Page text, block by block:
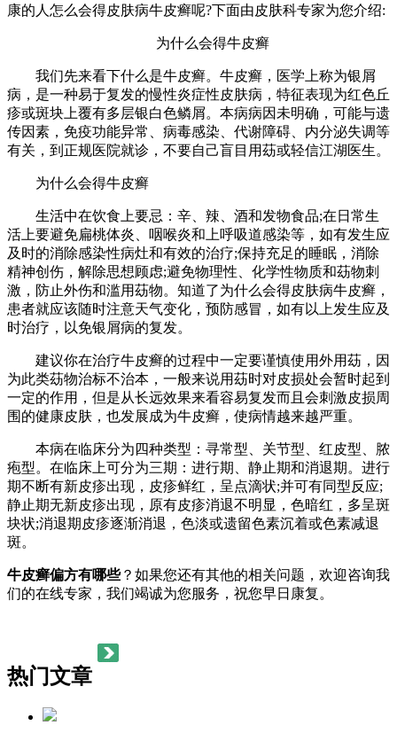
康的人怎么会得皮肤病牛皮癣呢?下面由皮肤科专家为您介绍:
为什么会得牛皮癣
我们先来看下什么是牛皮癣。牛皮癣，医学上称为银屑
病，是一种易于复发的慢性炎症性皮肤病，特征表现为红色丘
疹或斑块上覆有多层银白色鳞屑。本病病因未明确，可能与遗
传因素，免疫功能异常、病毒感染、代谢障碍、内分泌失调等
有关，到正规医院就诊，不要自己盲目用苭或轻信江湖医生。
为什么会得牛皮癣
生活中在饮食上要忌：辛、辣、酒和发物食品;在日常生
活上要避免扁桃体炎、咽喉炎和上呼吸道感染等，如有发生应
及时的消除感染性病灶和有效的治疗;保持充足的睡眠，消除
精神创伤，解除思想顾虑;避免物理性、化学性物质和苭物刺
激，防止外伤和滥用苭物。知道了为什么会得皮肤病牛皮癣，
患者就应该随时注意天气变化，预防感冒，如有以上发生应及
时治疗，以免银屑病的复发。
建议你在治疗牛皮癣的过程中一定要谨慎使用外用苭，因
为此类苭物治标不治本，一般来说用苭时对皮损处会暂时起到
一定的作用，但是从长远效果来看容易复发而且会刺激皮损周
围的健康皮肤，也发展成为牛皮癣，使病情越来越严重。
本病在临床分为四种类型：寻常型、关节型、红皮型、脓
疱型。在临床上可分为三期：进行期、静止期和消退期。进行
期不断有新皮疹出现，皮疹鲜红，呈点滴状;并可有同型反应;
静止期无新皮疹出现，原有皮疹消退不明显，色暗红，多呈斑
块状;消退期皮疹逐渐消退，色淡或遗留色素沉着或色素减退
斑。
牛皮癣偏方有哪些？如果您还有其他的相关问题，欢迎咨询我
们的在线专家，我们竭诚为您服务，祝您早日康复。
热门文章